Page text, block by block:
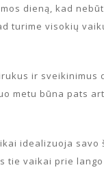
dieną, kad
turime visokių
ir sveikinimus
metu būna pats
idealizuoja savo
tie vaikai prie